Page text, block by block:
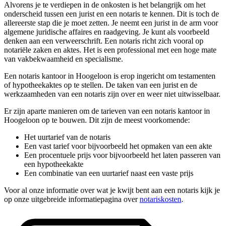
Alvorens je te verdiepen in de onkosten is het belangrijk om het
onderscheid tussen een jurist en een notaris te kennen. Dit is toch de
allereerste stap die je moet zetten. Je neemt een jurist in de arm voor
algemene juridische affaires en raadgeving. Je kunt als voorbeeld
denken aan een verweerschrift. Een notaris richt zich vooral op
notariële zaken en aktes. Het is een professional met een hoge mate
van vakbekwaamheid en specialisme.
Een notaris kantoor in Hoogeloon is erop ingericht om testamenten
of hypotheekaktes op te stellen. De taken van een jurist en de
werkzaamheden van een notaris zijn over en weer niet uitwisselbaar.
Er zijn aparte manieren om de tarieven van een notaris kantoor in
Hoogeloon op te bouwen. Dit zijn de meest voorkomende:
Het uurtarief van de notaris
Een vast tarief voor bijvoorbeeld het opmaken van een akte
Een procentuele prijs voor bijvoorbeeld het laten passeren van
een hypotheekakte
Een combinatie van een uurtarief naast een vaste prijs
Voor al onze informatie over wat je kwijt bent aan een notaris kijk je
op onze uitgebreide informatiepagina overnotariskosten.